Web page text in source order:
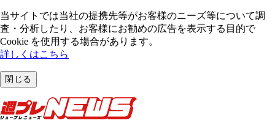
当サイトでは当社の提携先等がお客様のニーズ等について調
査・分析したり、お客様にお勧めの広告を表⽰する⽬的で
Cookie を使⽤する場合があります。
詳しくはこちら
閉じる